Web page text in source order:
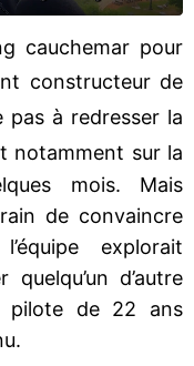
cauchemar pour
constructeur de
pas à redresser la
notamment sur la
mois. Mais
de convaincre
explorait
d’autre
de 22 ans